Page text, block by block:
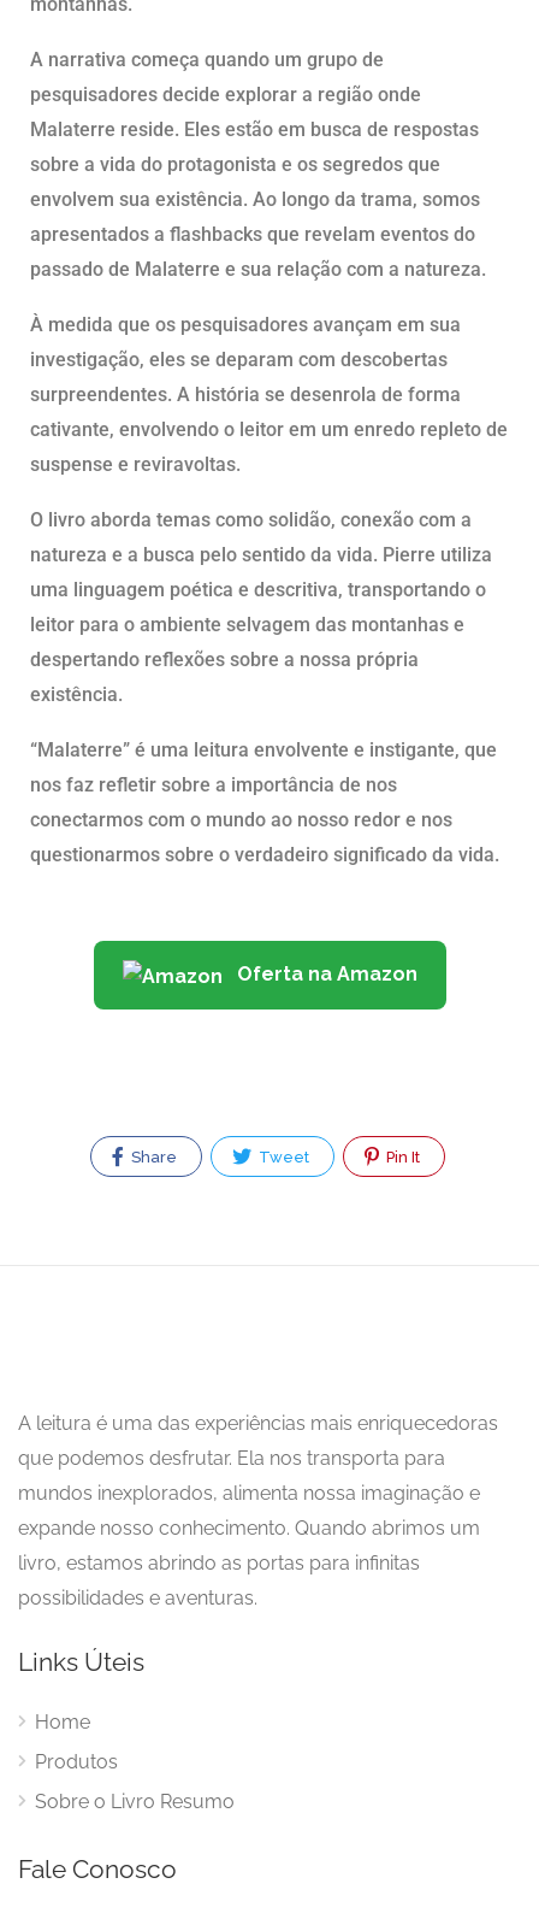
montanhas.
A narrativa começa quando um grupo de
pesquisadores decide explorar a região onde
Malaterre reside. Eles estão em busca de respostas
sobre a vida do protagonista e os segredos que
envolvem sua existência. Ao longo da trama, somos
apresentados a flashbacks que revelam eventos do
passado de Malaterre e sua relação com a natureza.
À medida que os pesquisadores avançam em sua
investigação, eles se deparam com descobertas
surpreendentes. A história se desenrola de forma
cativante, envolvendo o leitor em um enredo repleto de
suspense e reviravoltas.
O livro aborda temas como solidão, conexão com a
natureza e a busca pelo sentido da vida. Pierre utiliza
uma linguagem poética e descritiva, transportando o
leitor para o ambiente selvagem das montanhas e
despertando reflexões sobre a nossa própria
existência.
“Malaterre” é uma leitura envolvente e instigante, que
nos faz refletir sobre a importância de nos
conectarmos com o mundo ao nosso redor e nos
questionarmos sobre o verdadeiro significado da vida.
Oferta na Amazon
Share Tweet Pin It
A leitura é uma das experiências mais enriquecedoras
que podemos desfrutar. Ela nos transporta para
mundos inexplorados, alimenta nossa imaginação e
expande nosso conhecimento. Quando abrimos um
livro, estamos abrindo as portas para infinitas
possibilidades e aventuras.
Links Úteis
Home
Produtos
Sobre o Livro Resumo
Fale Conosco